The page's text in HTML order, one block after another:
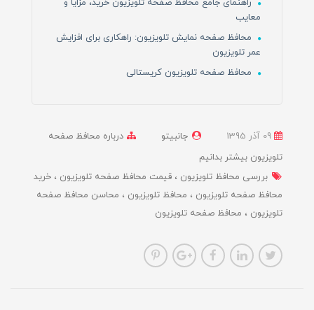
راهنمای جامع محافظ صفحه تلویزیون خرید، مزایا و
معایب
محافظ صفحه نمایش تلویزیون: راهکاری برای افزایش
عمر تلویزیون
محافظ صفحه تلویزیون کریستالی
جانبیتو
درباره محافظ صفحه
تلویزیون بیشتر بدانیم
بررسی محافظ تلویزیون
قیمت محافظ صفحه تلویزیون
خرید
محافظ صفحه تلویزیون
محافظ تلویزیون
محاسن محافظ صفحه
تلویزیون
محافظ صفحه تلویزیون